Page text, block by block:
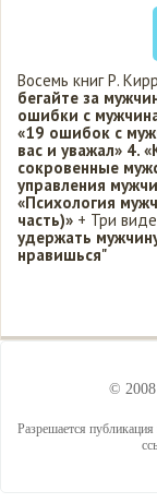
Восемь книг Р.
бегайте за
ошибки с
«19 ошибок с
вас и уважал» 4.
сокровенные
управления
«Психология
часть)» + Три
удержать
нравишься"
© 2008
Разрешается